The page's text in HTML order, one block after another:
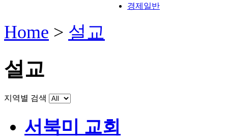
경제일반
Home > 설교
설교
지역별 검색
서북미 교회